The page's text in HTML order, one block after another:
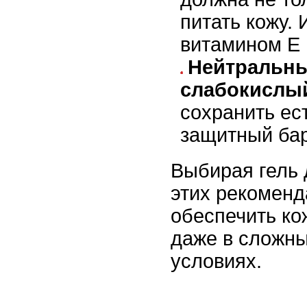
питать
витамином Е
сохранить
защитный
Выбирая гель
этих
обеспечить
даже в
условиях.